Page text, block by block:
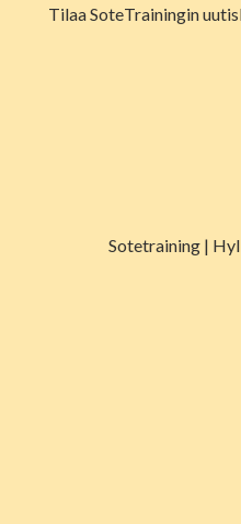
Tilaa SoteTrainingin
Sotetraining |